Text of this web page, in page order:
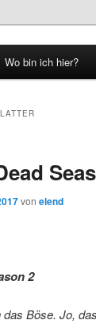
wechseln
Wo bin ich hier?
von elend
2
Böse. Jo,